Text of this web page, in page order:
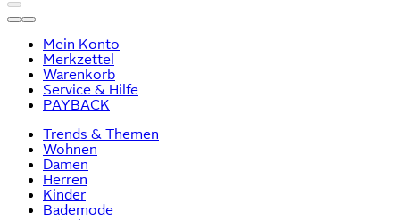
Mein Konto
Merkzettel
Warenkorb
Service & Hilfe
PAYBACK
Trends & Themen
Wohnen
Damen
Herren
Kinder
Bademode